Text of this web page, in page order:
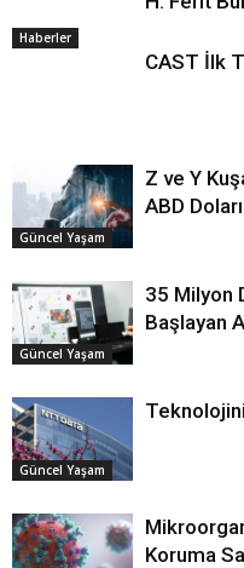
Haberler
CAST İlk
Güncel Yaşam
Z ve Y
ABD
Güncel Yaşam
35 Milyon
Başlayan
Güncel Yaşam
Koruma